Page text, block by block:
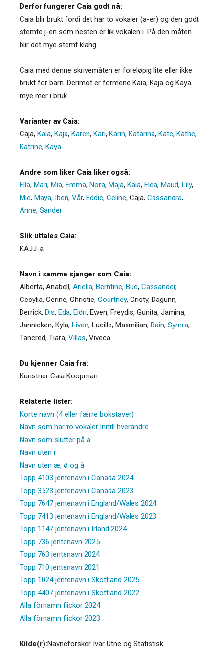
Derfor fungerer Caia godt nå:
Caia blir brukt fordi det har to vokaler (a-er) og den godt
stemte j-en som nesten er lik vokalen i. På den måten
blir det mye stemt klang.
Caia med denne skrivemåten er foreløpig lite eller ikke
brukt for barn. Derimot er formene Kaia, Kaja og Kaya
mye mer i bruk.
Varianter av Caia:
Caja, Kaia, Kaja, Karen, Kari, Karin, Katarina, Kate, Kathe,
Katrine, Kaya
Andre som liker Caia liker også:
Ella, Mari, Mia, Emma, Nora, Maja, Kaia, Elea, Maud, Lily,
Mie, Maya, Iben, Vår, Eddie, Celine, Caja, Cassandra,
Anne, Sander
Slik uttales Caia:
KAJJ-a
Navn i samme sjanger som Caia:
Alberta, Anabell, Ariella, Berntine, Bue, Cassander,
Cecylia, Cerine, Christie, Courtney, Cristy, Dagunn,
Derrick, Dis, Eda, Eldri, Ewen, Freydis, Gunita, Jamina,
Jannicken, Kyla, Liven, Lucille, Maxmilian, Rain, Symra,
Tancred, Tiara, Villas, Viveca
Du kjenner Caia fra:
Kunstner Caia Koopman
Relaterte lister:
Korte navn (4 eller færre bokstaver)
Navn som har to vokaler inntil hverandre
Navn som slutter på a
Navn uten r
Navn uten æ, ø og å
Topp 4103 jentenavn i Canada 2024
Topp 3523 jentenavn i Canada 2023
Topp 7647 jentenavn i England/Wales 2024
Topp 7413 jentenavn i England/Wales 2023
Topp 1147 jentenavn i Irland 2024
Topp 736 jentenavn 2025
Topp 763 jentenavn 2024
Topp 710 jentenavn 2021
Topp 1024 jentenavn i Skottland 2025
Topp 4407 jentenavn i Skottland 2022
Alla förnamn flickor 2024
Alla förnamn flickor 2023
Kilde(r):Navneforsker Ivar Utne og Statistisk